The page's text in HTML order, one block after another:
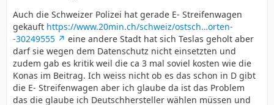
Auch die Schweizer Polizei hat gerade E- Streifenwagen
gekauft https://www.20min.ch/schweiz/ostsch…orten-
-30249555
eine andere Stadt hat sich Teslas geholt aber
darf sie wegen dem Datenschutz nicht einsetzten und
zudem gab es kritik weil die ca 3 mal soviel kosten wie die
Konas im Beitrag. Ich weiss nicht ob es das schon in D gibt
die E- Streifenwagen aber ich glaube da ist das Problem
das die glaube ich Deutschhersteller wählen müssen und